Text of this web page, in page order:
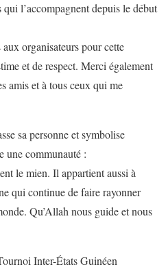
qui l’accompagnent depuis le début
organisateurs pour cette
et de respect. Merci également
amis et à tous ceux qui me
sa personne et symbolise
une communauté :
le mien. Il appartient aussi à
qui continue de faire rayonner
Qu’Allah nous guide et nous
Inter-États Guinéen